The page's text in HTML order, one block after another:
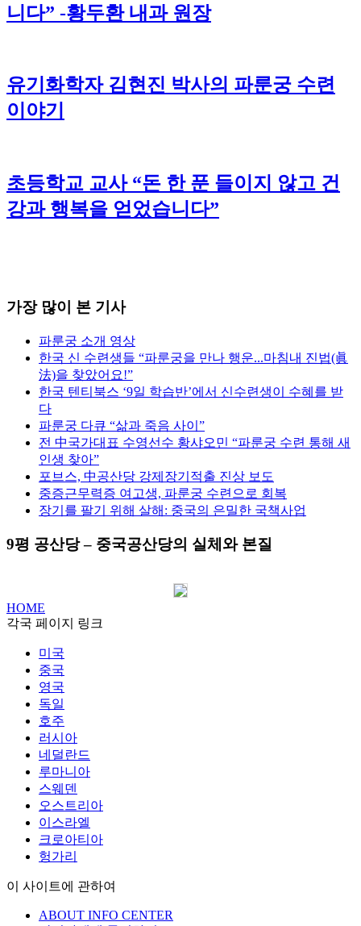
니다” -황두환 내과 원장
유기화학자 김현진 박사의 파룬궁 수련
이야기
초등학교 교사 “돈 한 푼 들이지 않고 건
강과 행복을 얻었습니다”
가장 많이 본 기사
파룬궁 소개 영상
한국 신 수련생들 “파룬궁을 만나 행운...마침내 진법(眞
法)을 찾았어요!”
한국 텐티북스 ‘9일 학습반’에서 신수련생이 수혜를 받
다
파룬궁 다큐 “삶과 죽음 사이”
전 中국가대표 수영선수 황샤오민 “파룬궁 수련 통해 새
인생 찾아”
포브스, 中공산당 강제장기적출 진상 보도
중증근무력증 여고생, 파룬궁 수련으로 회복
장기를 팔기 위해 살해: 중국의 은밀한 국책사업
9평 공산당 – 중국공산당의 실체와 본질
HOME
각국 페이지 링크
미국
중국
영국
독일
호주
러시아
네덜란드
루마니아
스웨덴
오스트리아
이스라엘
크로아티아
헝가리
이 사이트에 관하여
ABOUT INFO CENTER